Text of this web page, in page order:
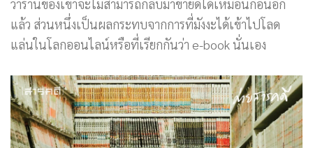
ว่าร้านของเขาจะไม่สามารถกลับมาขายดีได้เหมือนก่อนอีก
แล้ว ส่วนหนึ่งเป็นผลกระทบจากการที่มังงะได้เข้าไปโลด
แล่นในโลกออนไลน์หรือที่เรียกกันว่า e-book นั่นเอง